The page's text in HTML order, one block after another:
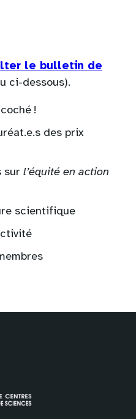
le bulletin de
ci-dessous).
!
des prix
sur l’équité en action
scientifique